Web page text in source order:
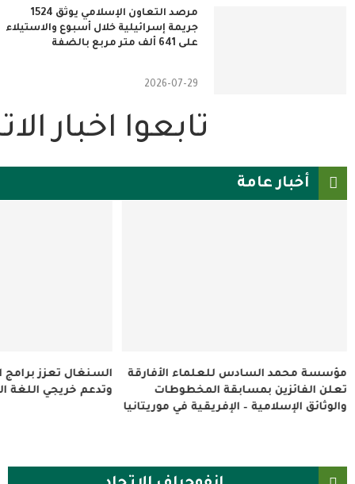
مرصد التعاون الإسلامي يوثق 1524
جريمة إسرائيلية خلال أسبوع والاستيلاء
على 641 ألف متر مربع بالضفة
2026-07-29
تابعوا اخبار
أخبار عامة
السنغال تعزز برامج التعايش والحوار
وتدعم خريجي اللغة العربية
ليلة ثقافية تجمع
العلوم النووية